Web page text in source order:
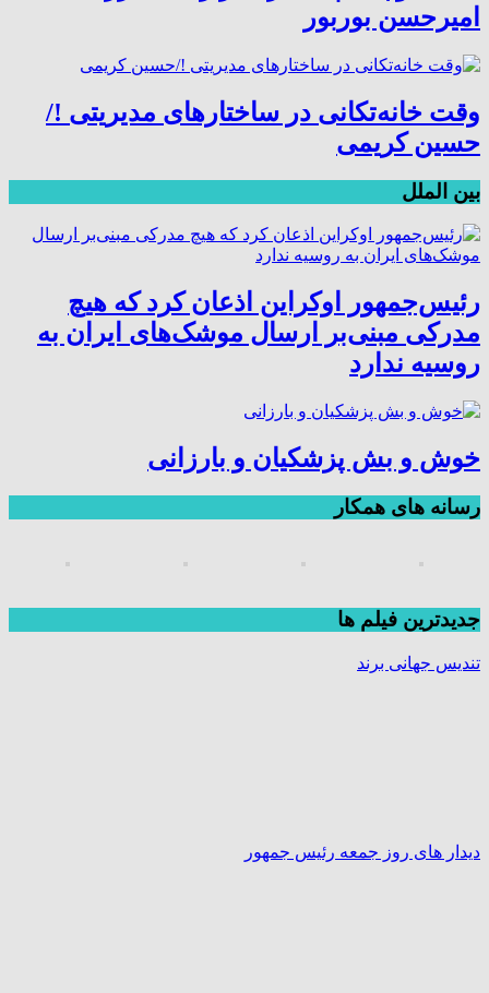
امیرحسن بوربور
وقت خانه‌تکانی در ساختارهای مدیریتی !/
حسین کریمی
بین الملل
رئیس‌جمهور اوکراین اذعان کرد که هیچ
مدرکی مبنی‌بر ارسال موشک‌های ایران به
روسیه ندارد
خوش و بش پزشکیان و بارزانی
رسانه های همکار
جديدترين فیلم ها
تندیس جهانی برند
دیدار های روز جمعه رئیس جمهور